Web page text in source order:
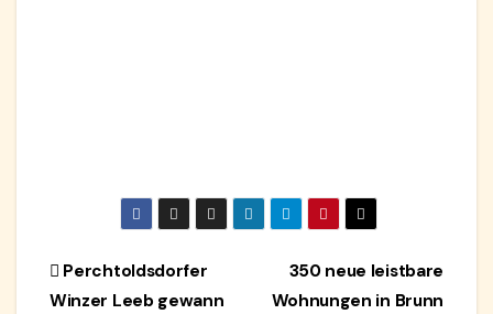
Beitragsnavigation350 neue leistbare
Wohnungen in Brunn
Perchtoldsdorfer
Winzer Leeb gewann